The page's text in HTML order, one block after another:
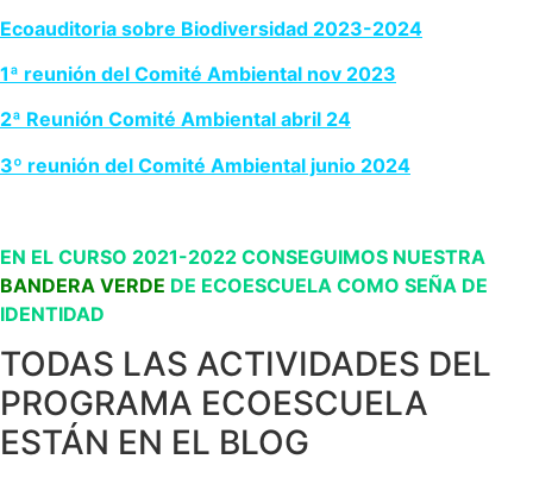
Ecoauditoria sobre Biodiversidad 2023-2024
1ª reunión del Comité Ambiental nov 2023
2ª Reunión Comité Ambiental abril 24
3º reunión del Comité Ambiental junio 2024
EN EL CURSO 2021-2022 CONSEGUIMOS NUESTRA
BANDERA VERDE DE ECOESCUELA COMO SEÑA DE
IDENTIDAD
TODAS LAS ACTIVIDADES DEL
PROGRAMA ECOESCUELA
ESTÁN EN EL BLOG